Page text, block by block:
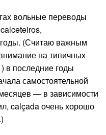
вольные переводы
(Считаю важным
на типичных
в последние годы
самостоятельной
— в зависимости
calçada очень хорошо